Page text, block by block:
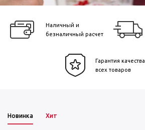
Наличный и
безналичный расчет
Гарантия качества
всех товаров
Новинка Хит